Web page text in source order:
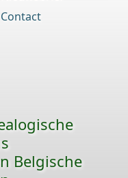
Contact
Belgische